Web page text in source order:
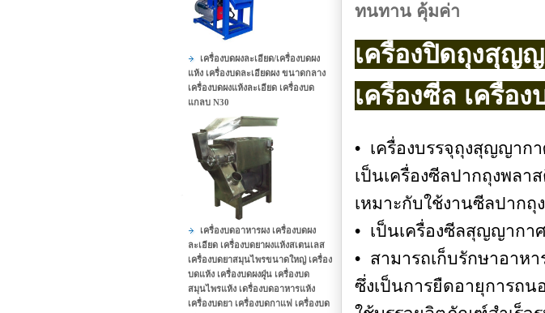
เครื่องบดผงละเอียด/เครื่องบดผง
แห้ง เครื่องบดละเอียดผง ขนาดกลาง
เครื่องบดผงแห้งละเอียด เครื่องบด
แกลบ N30
เครื่องบดอาหารผง เครื่องบดผง
ละเอียด เครื่องบดยาผงแห้งสเตนเลส
เครื่องบดยาสมุนไพรขนาดใหญ่ เครื่อง
บดแห้ง เครื่องบดผงฝุุ่น เครื่องบด
สมุนไพรแห้ง เดรื่องบดอาหารแห้ง
เครื่องบดยา เครื่องบดกาแฟ เครื่องบด
ทนทาน คุ้มค่า
เครื่องปิดถุงสุญญ
เครื่องซีล เครื่อ
• เครื่องบรรจุถุงสุญญา
เป็นเครื่องซีลปากถุงพลา
เหมาะกับใช้งานซีลปากถุ
• เป็นเครื่องซีลสุญญากา
• สามารถเก็บรักษาอา
ซึ่งเป็นการยืดอายุการถน